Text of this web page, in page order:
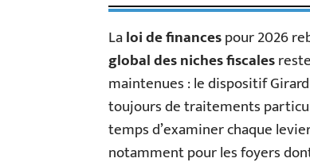
Laloi de financespour 2026
global des niches fiscales
maintenues : le dispositif
toujours de traitements
temps d’examiner chaque
notamment pour les foyers